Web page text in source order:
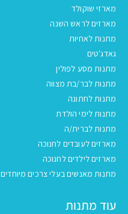
מארזי שוקולד
מארזים לראש השנה
מתנות לאחיות
גאדג'טים
מתנות מסע לפולין
מתנות לבר/בת מצווה
מתנות לחתונה
מתנות לימי הולדת
מתנות לברית/ה
מארזים לעובדים לחנוכה
מארזים לילדים לחנוכה
מתנות מאנשים בעלי צרכים מיוחדים
עוד מתנות